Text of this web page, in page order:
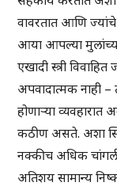
वावरतात आणि
आया आपल्या
एखादी स्त्री
अपवादात्मक नाही
होणाऱ्या
कठीण असते. अशा
नक्कीच अधिक
अतिशय सामान्य